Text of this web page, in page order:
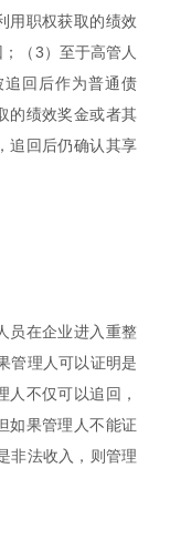
用职权获取的绩效
（3）至于高管人
追回后作为普通债
的绩效奖金或者其
追回后仍确认其享
员在企业进入重整
管理人可以证明是
不仅可以追回，
如果管理人不能证
非法收入，则管理